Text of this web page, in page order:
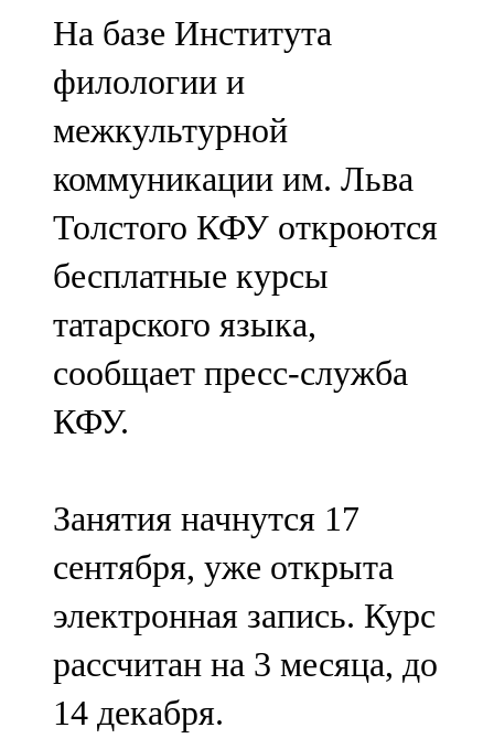
106,2 FM
Минзәлә
107,3 FM
Мөслим
100,0 FM
Нурлат
104,7 FM
Олы Әтнә
71,42 FM
107,8 FM
Теләче
106,1 FM
Түбән Кама
102,6 FM
На базе Института
филологии и
межкультурной
коммуникации им. Льва
Толстого КФУ откроются
бесплатные курсы
татарского языка,
сообщает пресс-служба
КФУ.
Занятия начнутся 17
сентября, уже открыта
электронная запись. Курс
рассчитан на 3 месяца, до
14 декабря.